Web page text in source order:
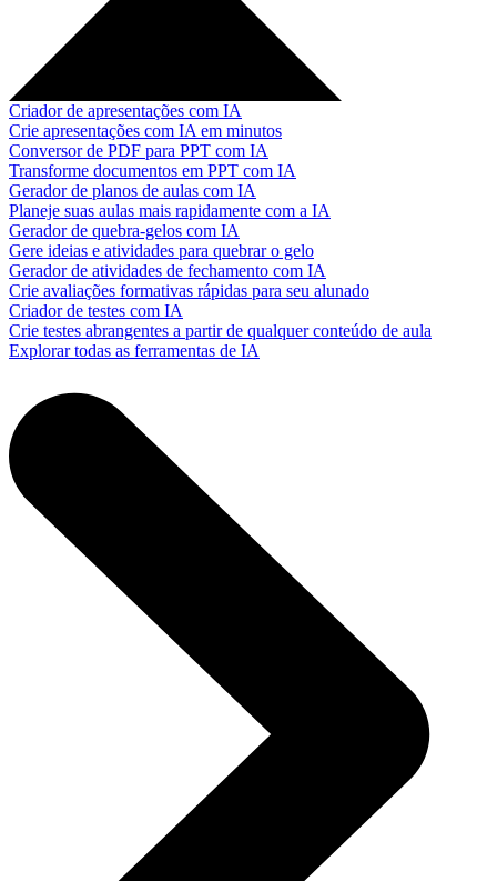
Criador de apresentações com IA
Crie apresentações com IA em minutos
Conversor de PDF para PPT com IA
Transforme documentos em PPT com IA
Gerador de planos de aulas com IA
Planeje suas aulas mais rapidamente com a IA
Gerador de quebra-gelos com IA
Gere ideias e atividades para quebrar o gelo
Gerador de atividades de fechamento com IA
Crie avaliações formativas rápidas para seu alunado
Criador de testes com IA
Crie testes abrangentes a partir de qualquer conteúdo de aula
Explorar todas as ferramentas de IA